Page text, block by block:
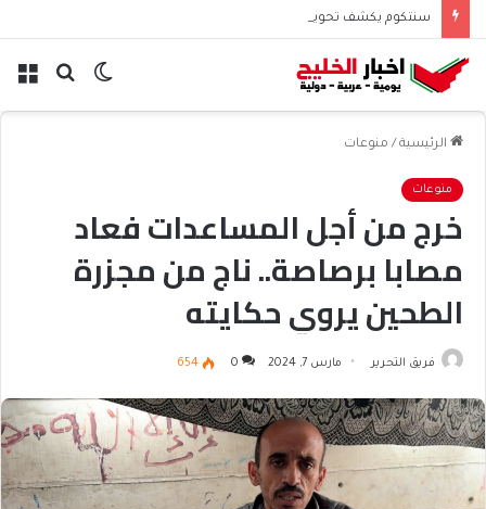
سنتكوم يكشف تحويل مسار 48 سفينة منذ استئناف حصار إيران
بحث الوضع
الرئيسية / منوعات
منوعات
خرج من أجل المساعدات فعاد
مصابا برصاصة.. ناج من مجزرة
الطحين يروي حكايته
فريق التحرير مارس 7, 2024 0
654